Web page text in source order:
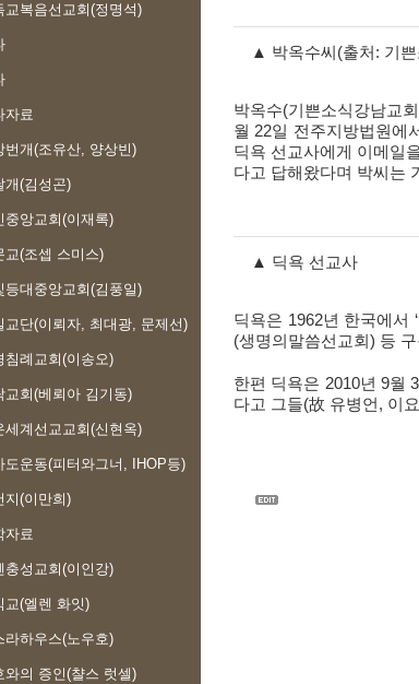
교복음선교회(정명석)
자료
번개(조유산, 양상빈)
개(김성곤)
중앙교회(이재록)
교(조셉 스미스)
등대중앙교회(김풍일)
교단(이뢰자, 최대광, 문제선)
침례교회(이송오)
교회(베뢰아 김기동)
세계선교교회(신현옥)
도운동(피터와그너, IHOP등)
지(이만희)
자료
충성교회(이인강)
교(엘렌 화잇)
라하우스(노우호)
와의 증인(챨스 럿셀)
▲ 박옥수씨(출처: 기
박옥수(기쁜소식강남교
월 22일 전주지방법원에
딕욕 선교사에게 이메일
다고 답해왔다며 박씨는
▲ 딕욕 선교사
딕욕은 1962년 한국에서
(생명의말씀선교회) 등
한편 딕욕은 2010년 9월
다고 그들(故 유병언, 이